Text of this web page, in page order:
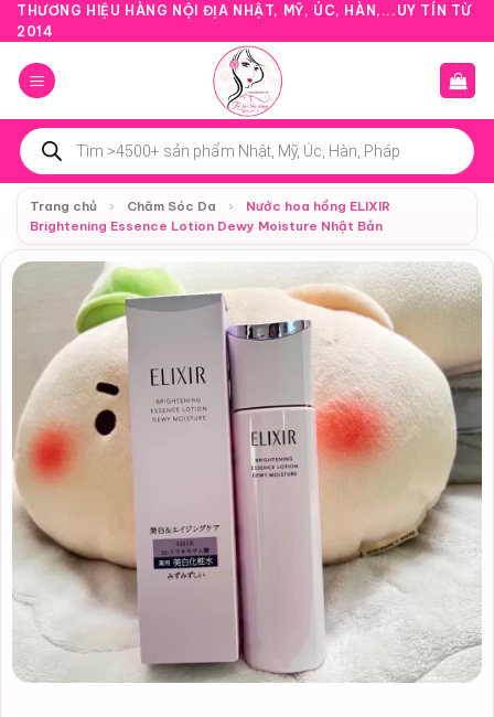
Bỏ
qua
nội
dung
THƯƠNG HIỆU HÀNG NỘI ĐỊA NHẬT, MỸ, ÚC, HÀN,...UY TÍN TỪ
2014
Tìm
kiếm
sản
phẩm
Trang chủ
› Chăm Sóc Da ›
Nước hoa hồng ELIXIR
Brightening Essence Lotion Dewy Moisture Nhật Bản